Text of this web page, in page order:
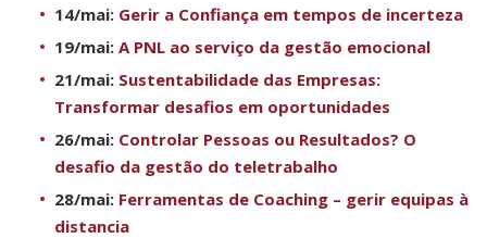
14/mai: Gerir a Confiança em tempos de incerteza
19/mai: A PNL ao serviço da gestão emocional
21/mai: Sustentabilidade das Empresas:
Transformar desafios em oportunidades
26/mai: Controlar Pessoas ou Resultados? O
desafio da gestão do teletrabalho
28/mai: Ferramentas de Coaching – gerir equipas à
distancia